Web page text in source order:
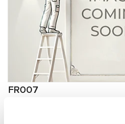
FR007
Oprogramowanie dla